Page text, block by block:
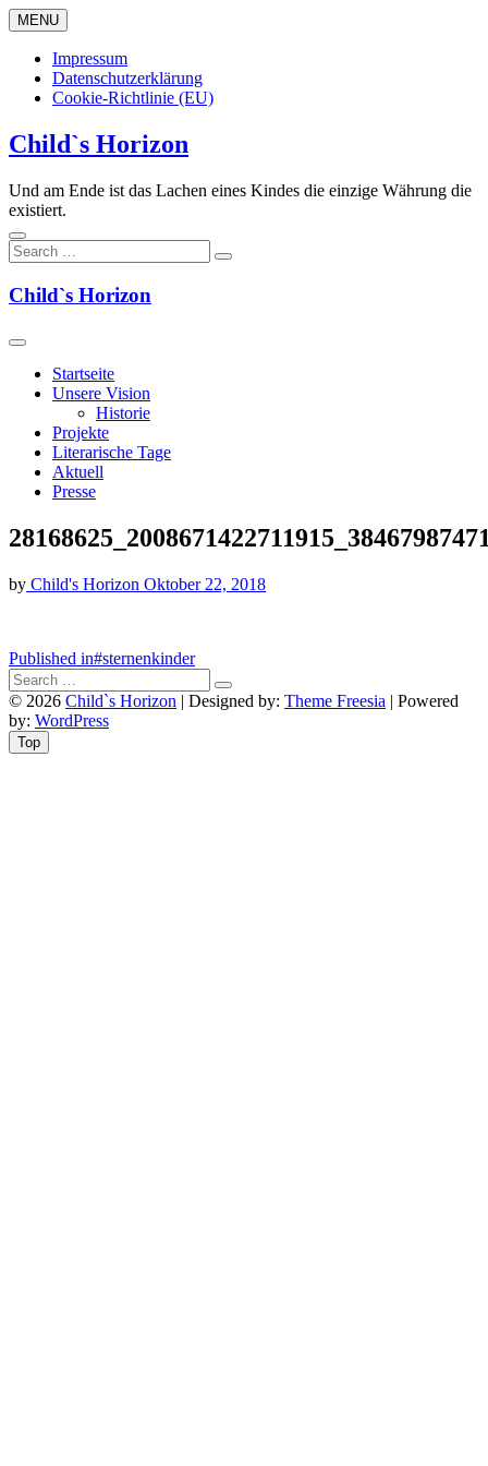
Skip
to
content
MENU
Impressum
Datenschutzerklärung
Cookie-Richtlinie (EU)
Child`s Horizon
Und am Ende ist das Lachen eines Kindes die einzige Währung die
existiert.
Child`s Horizon
Startseite
Unsere Vision
Historie
Projekte
Literarische Tage
Aktuell
Presse
by Child's Horizon Oktober 22, 2018
Beitragsnavigation
Published in#sternenkinder
© 2026 Child`s Horizon | Designed by: Theme Freesia | Powered
by: WordPress
Top